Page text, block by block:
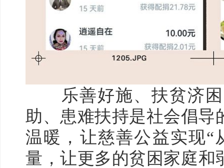
乐善好施、扶贫济
助、患难扶持是社会倡导
温暖，让慈善公益实现“
量，让更多的贫困家庭和